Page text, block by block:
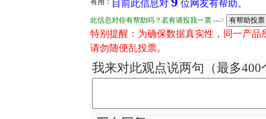
目前此信息对 位网友有帮助。
此信息对你有帮助吗？若有请投我一票 --->
特别提醒：为确保数据真实性，同一产
请勿随便乱投票。
我来对此观点说两句（最多400